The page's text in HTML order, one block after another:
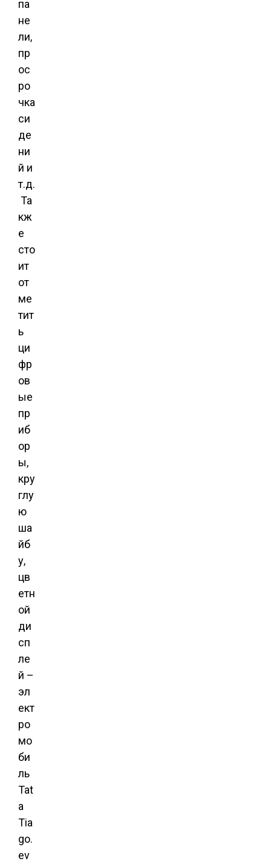
па
не
ли,
пр
ос
ро
чка
си
де
ни
й и
т.д.
Та
кж
е
сто
ит
от
ме
тит
ь
ци
фр
ов
ые
пр
иб
ор
ы,
кру
глу
ю
ша
йб
у,
цв
етн
ой
ди
сп
ле
й –
эл
ект
ро
мо
би
ль
Tat
a
Tia
go.
ev